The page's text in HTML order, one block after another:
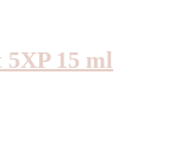
15 ml